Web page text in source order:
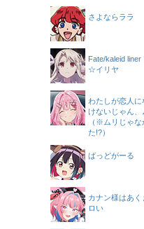
さよならララ
Fate/kaleid liner
☆イリヤ
わたしが恋人に
けないじゃん、
（※ムリじゃな
た!?）
ばっどがーる
カナン様はあく
ロい